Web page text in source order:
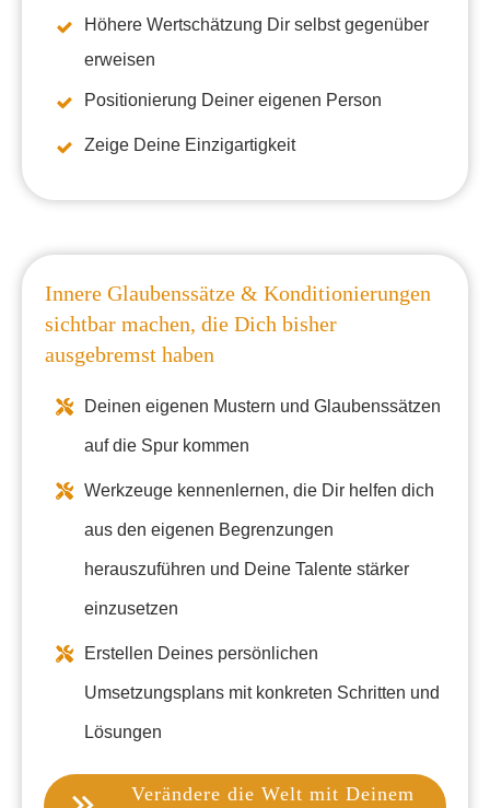
Höhere Wertschätzung Dir selbst gegenüber
erweisen
Positionierung Deiner eigenen Person
Zeige Deine Einzigartigkeit
Innere Glaubenssätze & Konditionierungen
sichtbar machen, die Dich bisher
ausgebremst haben
Deinen eigenen Mustern und Glaubenssätzen
auf die Spur kommen
Werkzeuge kennenlernen, die Dir helfen dich
aus den eigenen Begrenzungen
herauszuführen und Deine Talente stärker
einzusetzen
Erstellen Deines persönlichen
Umsetzungsplans mit konkreten Schritten und
Lösungen
Verändere die Welt mit Deinem